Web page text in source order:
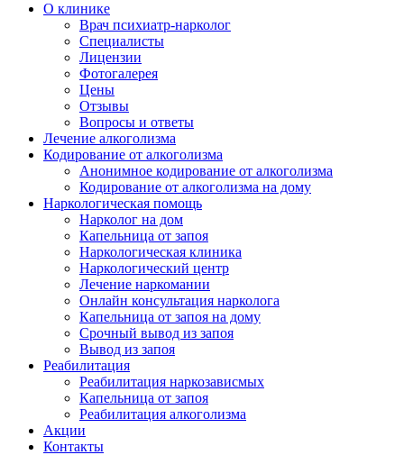
О клинике
Врач психиатр-нарколог
Специалисты
Лицензии
Фотогалерея
Цены
Отзывы
Вопросы и ответы
Лечение алкоголизма
Кодирование от алкоголизма
Анонимное кодирование от алкоголизма
Кодирование от алкоголизма на дому
Наркологическая помощь
Нарколог на дом
Капельница от запоя
Наркологическая клиника
Наркологический центр
Лечение наркомании
Онлайн консультация нарколога
Капельница от запоя на дому
Срочный вывод из запоя
Вывод из запоя
Реабилитация
Реабилитация наркозависмых
Капельница от запоя
Реабилитация алкоголизма
Акции
Контакты